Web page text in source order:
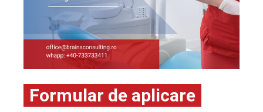
Formular de aplicare